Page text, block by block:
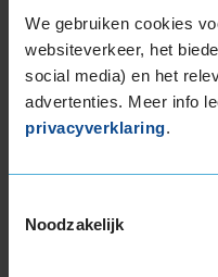
We gebruiken cookies
websiteverkeer, het
social media) en het
advertenties. Meer info
privacyverklaring.
Noodzakelijk
B